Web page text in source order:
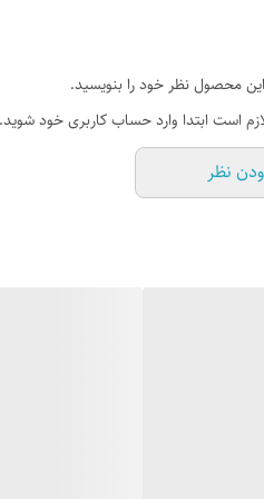
سفارش، تصاویر کارگاهی هر محصول را
محصول نظر خود را بنویسید.
است ابتدا وارد حساب کاربری خود شوید.
نظر